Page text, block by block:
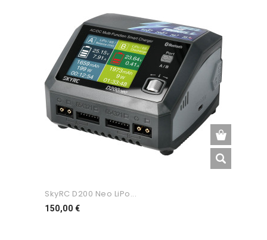
SkyRC D200 Neo LiPo...
150,00 €Preço